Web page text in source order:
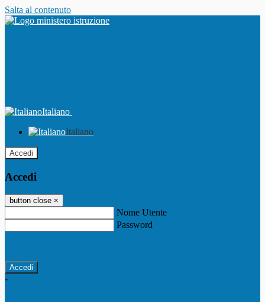
Salta al contenuto
Italiano
Italiano
Accedi
Accedi
button close ×
Nome Utente
Password
-